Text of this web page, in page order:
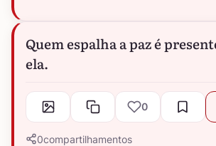
Quem espalha a paz é
ela.
0
0compartilhamentos